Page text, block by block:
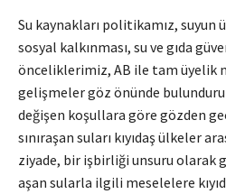
Su kaynakları politikamız,
sosyal kalkınması, su ve gıda
önceliklerimiz, AB ile tam üyelik
gelişmeler göz önünde
değişen koşullara göre gözden
sınıraşan suları kıyıdaş ülkeler
ziyade, bir işbirliği unsuru olarak
aşan sularla ilgili meselelere